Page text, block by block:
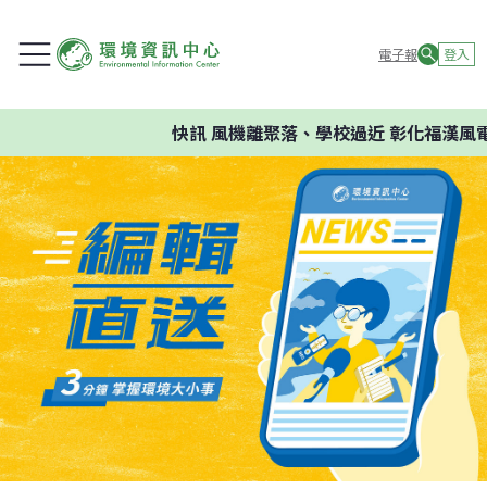
電子報 登入
快訊風機離聚落、學校過近 彰化福漢風